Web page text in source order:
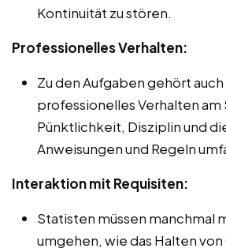
Kontinuität zu stören.
Professionelles Verhalten:
Zu den Aufgaben gehört auch
professionelles Verhalten am
Pünktlichkeit, Disziplin und
Anweisungen und Regeln
Interaktion mit Requisiten:
Statisten müssen manchmal
umgehen, wie das Halten